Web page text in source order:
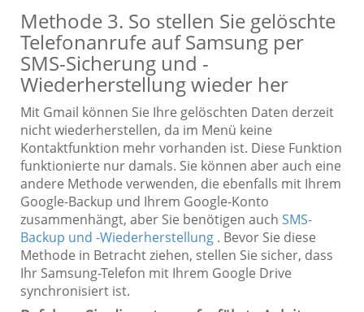
Methode 3. So stellen Sie gelöschte
Telefonanrufe auf Samsung per
SMS-Sicherung und -
Wiederherstellung wieder her
Mit Gmail können Sie Ihre gelöschten Daten derzeit
nicht wiederherstellen, da im Menü keine
Kontaktfunktion mehr vorhanden ist. Diese Funktion
funktionierte nur damals. Sie können aber auch eine
andere Methode verwenden, die ebenfalls mit Ihrem
Google-Backup und Ihrem Google-Konto
zusammenhängt, aber Sie benötigen auch SMS-
Backup und -Wiederherstellung . Bevor Sie diese
Methode in Betracht ziehen, stellen Sie sicher, dass
Ihr Samsung-Telefon mit Ihrem Google Drive
synchronisiert ist.